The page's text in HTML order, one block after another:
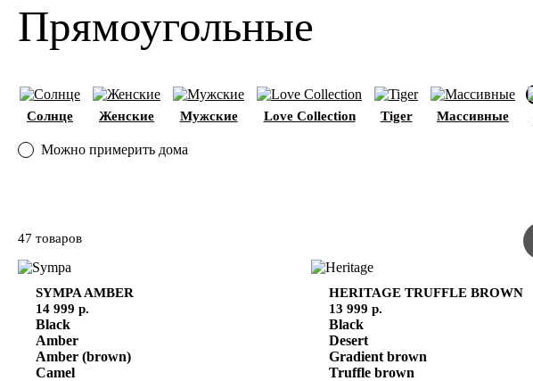
Прямоугольные
Солнце Женские Мужские Love Collection Tiger Массивные
Можно примерить дома
47 товаров
SYMPA AMBER
14 999 р.
Black
Amber
Amber (brown)
Camel
HERITAGE TRUFFLE BROWN
13 999 р.
Black
Desert
Gradient brown
Truffle brown